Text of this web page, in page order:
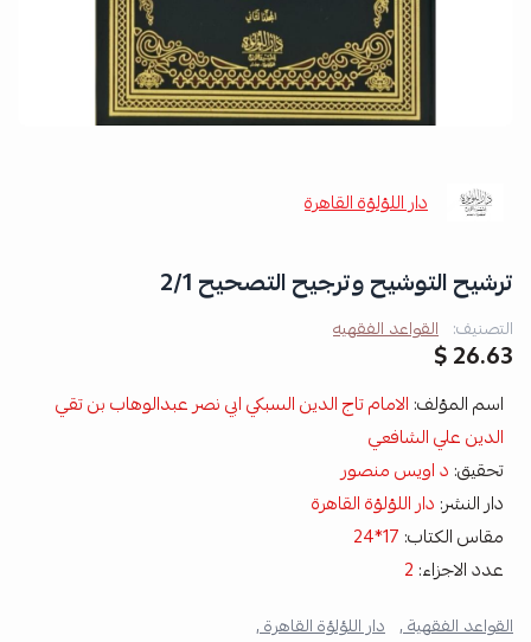
دار اللؤلؤة القاهرة
ترشيح التوشيح وترجيح التصحيح 2/1
التصنيف: القواعد الفقهيه
26.63 $
اسم المؤلف: الامام تاج الدين السبكي ابي نصر عبدالوهاب بن تقي
الدين علي الشافعي
تحقيق: د اويس منصور
دار النشر: دار اللؤلؤة القاهرة
مقاس الكتاب: 17*24
عدد الاجزاء:
القواعد الفقهية , دار اللؤلؤة القاهرة ,